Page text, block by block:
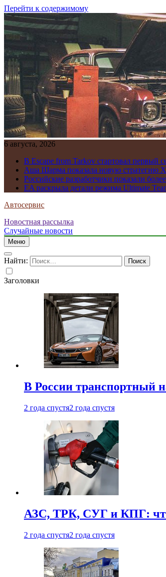
Перейти к содержимому
6 августа, 2026
В Escape from Tarkov стартовал первый
Аша Шарма показала новую стратегию
Российские разработчики показали
EA раскрыла детали режима Ultimate
Автосервис
Новостная рассылка
Случайные новости
Меню
Найти:
Заголовки
В России транспортный
2 года спустя2 года спустя
АЗС, ТРК, СУГ и КПГ:
2 года спустя2 года спустя